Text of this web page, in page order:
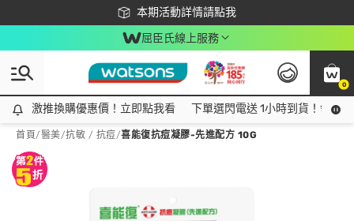
本期活動詳情請點我
下載app最高回饋$350
屈臣氏線上服務
0
激推換購優惠價！立即點我看
激推換購優惠價！立即點我看 下單選閃電送 1小時到貨！領神
首頁/醫美/抗敏 / 抗痘/喜能復抗痘凝膠-先進配方 10G